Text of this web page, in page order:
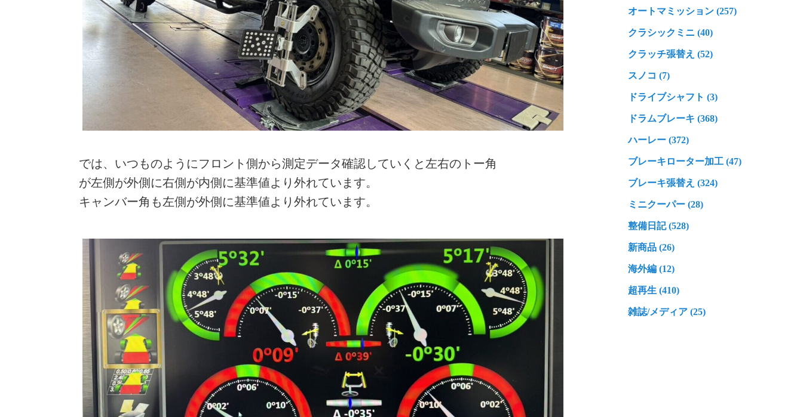
では、いつものようにフロント側から測定データ確認していくと左右のトー角
が左側が外側に右側が内側に基準値より外れています。
キャンバー角も左側が外側に基準値より外れています。
オートマミッション (257)
クラシックミニ (40)
クラッチ張替え (52)
スノコ (7)
ドライブシャフト (3)
ドラムブレーキ (368)
ハーレー (372)
ブレーキローター加工 (47)
ブレーキ張替え (324)
ミニクーパー (28)
整備日記 (528)
新商品 (26)
海外編 (12)
超再生 (410)
雑誌/メディア (25)